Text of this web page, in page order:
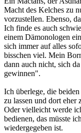
Macht des Kelches zu
vorzustellen. Ebenso,
Ich finde es auch
einem Dämonologen
sich immer auf alles
bisschen viel. Mein
dann auch nicht, sich
gewinnen".
Ich überlege, die
zu lassen und dort eher
Oder vielleicht werde
bedienen, das müsste
wiedergegeben ist.